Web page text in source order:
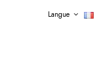
Langue